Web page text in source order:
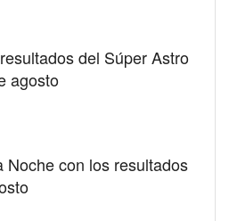
del Súper Astro
agosto
Noche con los resultados